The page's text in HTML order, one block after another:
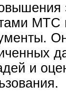
МТС
и